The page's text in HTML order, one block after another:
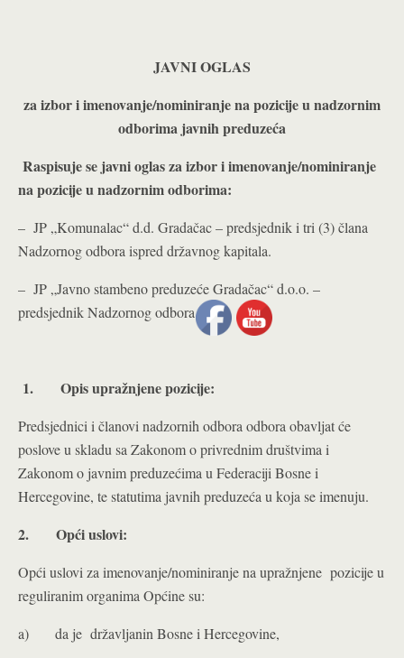
JAVNI OGLAS
za izbor i imenovanje/nominiranje na pozicije u nadzornim
odborima javnih preduzeća
Raspisuje se javni oglas za izbor i imenovanje/nominiranje
na pozicije u nadzornim odborima:
– JP „Komunalac“ d.d. Gradačac – predsjednik i tri (3) člana
Nadzornog odbora ispred državnog kapitala.
– JP „Javno stambeno preduzeće Gradačac“ d.o.o. –
predsjednik Nadzornog odbora.
1. Opis upražnjene pozicije:
Predsjednici i članovi nadzornih odbora odbora obavljat će
poslove u skladu sa Zakonom o privrednim društvima i
Zakonom o javnim preduzećima u Federaciji Bosne i
Hercegovine, te statutima javnih preduzeća u koja se imenuju.
2. Opći uslovi:
Opći uslovi za imenovanje/nominiranje na upražnjene pozicije u
reguliranim organima Općine su:
a) da je državljanin Bosne i Hercegovine,